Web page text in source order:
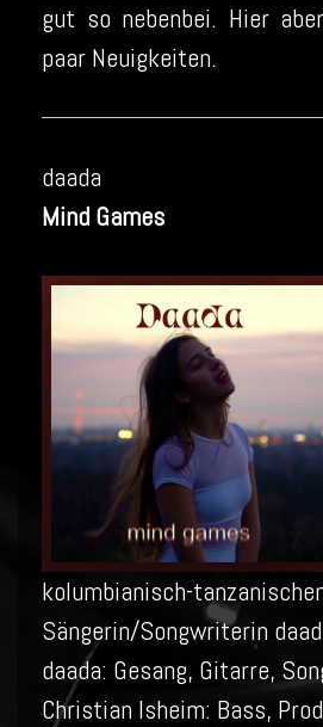
gut so nebenbei. Hier
paar Neuigkeiten.
daada
Mind Games
kolumbianisch-
Sängerin/Songwriterin
daada: Gesang, Gitarre,
Christian Isheim: Bass,